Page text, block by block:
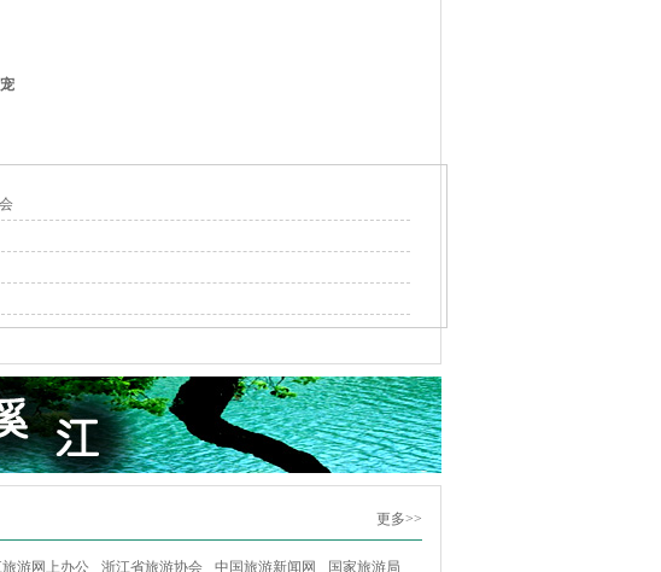
更多>>
游网上办公 浙江省旅游协会 中国旅游新闻网 国家旅游局